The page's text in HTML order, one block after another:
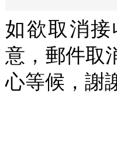
如欲取消
意，郵件取
心等候，謝